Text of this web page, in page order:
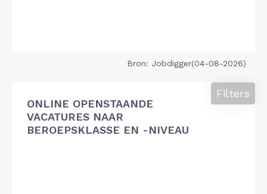
Bron: Jobdigger(04-08-2026)
ONLINE OPENSTAANDE
VACATURES NAAR
BEROEPSKLASSE EN -NIVEAU
Filters